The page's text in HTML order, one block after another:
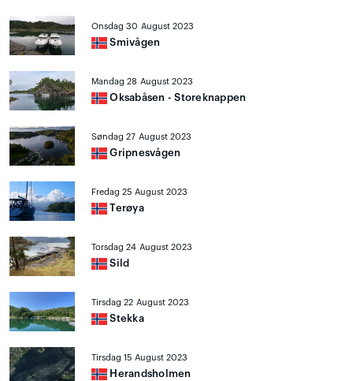
Onsdag 30 August 2023
Smivågen
Mandag 28 August 2023
Oksabåsen - Storeknappen
Søndag 27 August 2023
Gripnesvågen
Fredag 25 August 2023
Terøya
Torsdag 24 August 2023
Sild
Tirsdag 22 August 2023
Stekka
Tirsdag 15 August 2023
Herandsholmen